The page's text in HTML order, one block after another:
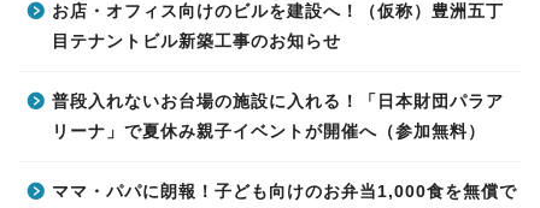
お店・オフィス向けのビルを建設へ！（仮称）豊洲五丁
目テナントビル新築工事のお知らせ
普段入れないお台場の施設に入れる！「日本財団パラア
リーナ」で夏休み親子イベントが開催へ（参加無料）
ママ・パパに朗報！子ども向けのお弁当1,000食を無償で